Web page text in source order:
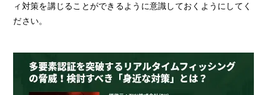
ィ対策を講じることができるように意識しておくようにしてく
ださい。